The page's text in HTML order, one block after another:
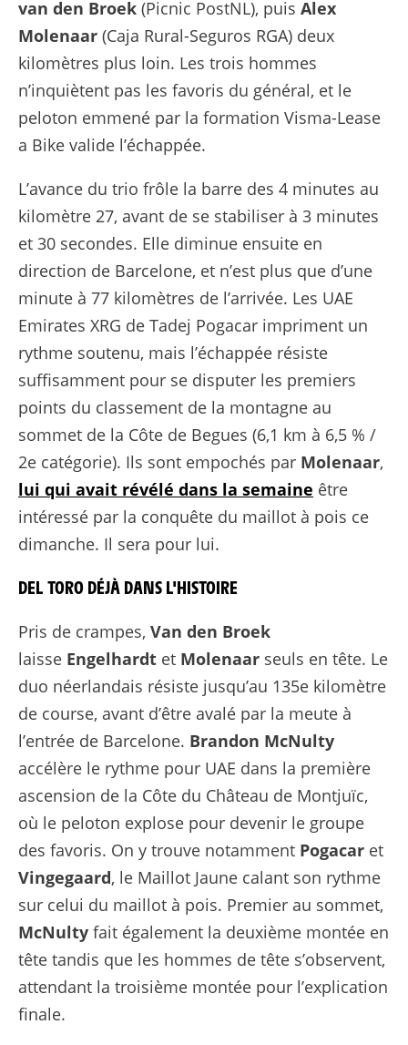
van den Broek (Picnic PostNL), puis Alex
Molenaar (Caja Rural-Seguros RGA) deux
kilomètres plus loin. Les trois hommes
n’inquiètent pas les favoris du général, et le
peloton emmené par la formation Visma-Lease
a Bike valide l’échappée.
L’avance du trio frôle la barre des 4 minutes au
kilomètre 27, avant de se stabiliser à 3 minutes
et 30 secondes. Elle diminue ensuite en
direction de Barcelone, et n’est plus que d’une
minute à 77 kilomètres de l’arrivée. Les UAE
Emirates XRG de Tadej Pogacar impriment un
rythme soutenu, mais l’échappée résiste
suffisamment pour se disputer les premiers
points du classement de la montagne au
sommet de la Côte de Begues (6,1 km à 6,5 % /
2e catégorie). Ils sont empochés par Molenaar,
lui qui avait révélé dans la semaine être
intéressé par la conquête du maillot à pois ce
dimanche. Il sera pour lui.
DEL TORO DÉJÀ DANS L'HISTOIRE
Pris de crampes, Van den Broek
laisse Engelhardt et Molenaar seuls en tête. Le
duo néerlandais résiste jusqu’au 135e kilomètre
de course, avant d’être avalé par la meute à
l’entrée de Barcelone. Brandon McNulty
accélère le rythme pour UAE dans la première
ascension de la Côte du Château de Montjuïc,
où le peloton explose pour devenir le groupe
des favoris. On y trouve notamment Pogacar et
Vingegaard, le Maillot Jaune calant son rythme
sur celui du maillot à pois. Premier au sommet,
McNulty fait également la deuxième montée en
tête tandis que les hommes de tête s’observent,
attendant la troisième montée pour l’explication
finale.